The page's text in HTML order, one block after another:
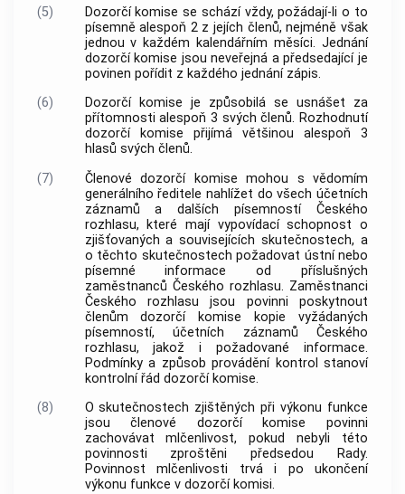
(5)
Dozorčí komise se schází vždy, požádají-li o to
písemně alespoň 2 z jejích členů, nejméně však
jednou v každém kalendářním měsíci. Jednání
dozorčí komise jsou neveřejná a předsedající je
povinen pořídit z každého jednání zápis.
(6)
Dozorčí komise je způsobilá se usnášet za
přítomnosti alespoň 3 svých členů. Rozhodnutí
dozorčí komise přijímá většinou alespoň 3
hlasů svých členů.
(7)
Členové dozorčí komise mohou s vědomím
generálního ředitele nahlížet do všech účetních
záznamů a dalších písemností Českého
rozhlasu, které mají vypovídací schopnost o
zjišťovaných a souvisejících skutečnostech, a
o těchto skutečnostech požadovat ústní nebo
písemné informace od příslušných
zaměstnanců Českého rozhlasu. Zaměstnanci
Českého rozhlasu jsou povinni poskytnout
členům dozorčí komise kopie vyžádaných
písemností, účetních záznamů Českého
rozhlasu, jakož i požadované informace.
Podmínky a způsob provádění kontrol stanoví
kontrolní řád dozorčí komise.
(8)
O skutečnostech zjištěných při výkonu funkce
jsou členové dozorčí komise povinni
zachovávat mlčenlivost, pokud nebyli této
povinnosti zproštěni předsedou Rady.
Povinnost mlčenlivosti trvá i po ukončení
výkonu funkce v dozorčí komisi.